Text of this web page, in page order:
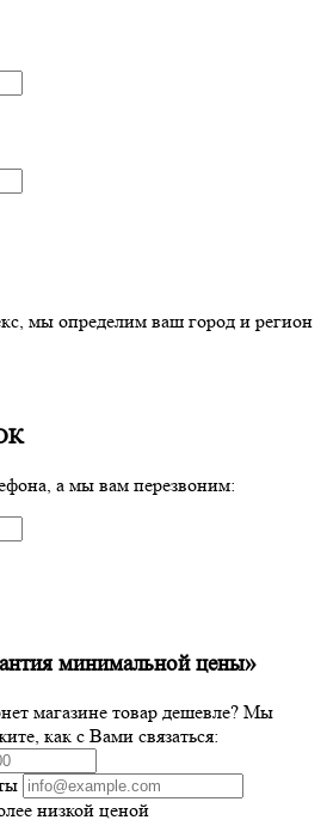
мы определим ваш город и регион
а мы вам перезвоним:
минимальной цены»
магазине товар дешевле? Мы
как с Вами связаться:
низкой ценой